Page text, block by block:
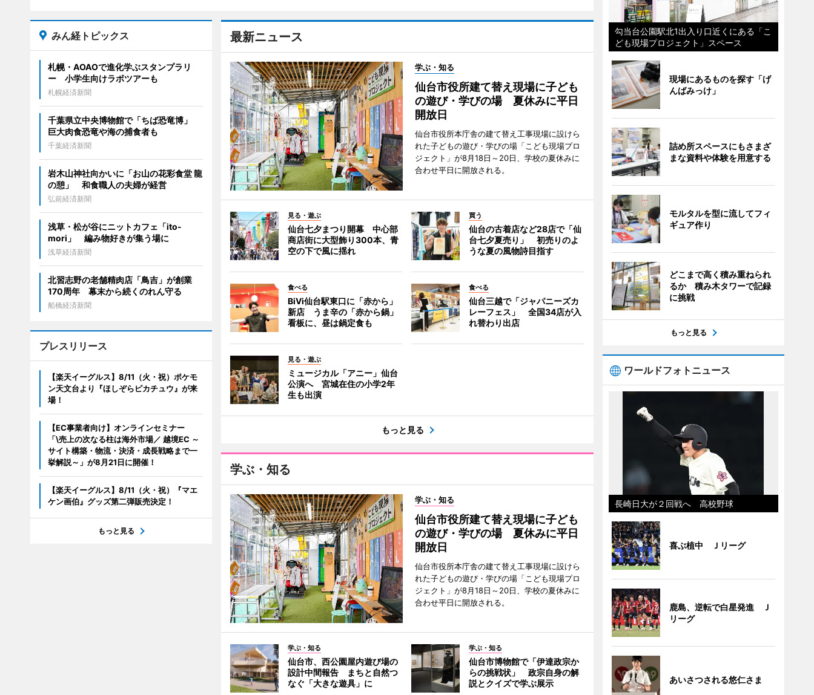
最新ニュース
学ぶ・知る
仙台市役所建て替え現場に子ども
の遊び・学びの場 夏休みに平日
開放日
仙台市役所本庁舎の建て替え工事現場に設けら
れた子どもの遊び・学びの場「こども現場プロ
ジェクト」が8月18日～20日、学校の夏休みに
合わせ平日に開放される。
見る・遊ぶ
仙台七夕まつり開幕 中心部
商店街に大型飾り300本、青
空の下で風に揺れ
買う
仙台の古着店など28店で「仙
台七夕夏売り」 初売りのよ
うな夏の風物詩目指す
食べる
BiVi仙台駅東口に「赤から」
新店 うま辛の「赤から鍋」
看板に、昼は鍋定食も
食べる
仙台三越で「ジャパニーズカ
レーフェス」 全国34店が入
れ替わり出店
見る・遊ぶ
ミュージカル「アニー」仙台
公演へ 宮城在住の小学2年
生も出演
もっと見る
学ぶ・知る
学ぶ・知る
仙台市役所建て替え現場に子ども
の遊び・学びの場 夏休みに平日
開放日
仙台市役所本庁舎の建て替え工事現場に設けら
れた子どもの遊び・学びの場「こども現場プロ
ジェクト」が8月18日～20日、学校の夏休みに
合わせ平日に開放される。
学ぶ・知る
仙台市、西公園屋内遊び場の
設計中間報告 まちと自然つ
なぐ「大きな遊具」に
学ぶ・知る
仙台市博物館で「伊達政宗か
らの挑戦状」 政宗自身の解
説とクイズで学ぶ展示
みん経トピックス
札幌・AOAOで進化学ぶスタンプラリ
ー 小学生向けラボツアーも
札幌経済新聞
千葉県立中央博物館で「ちば恐竜博」
巨大肉食恐竜や海の捕食者も
千葉経済新聞
岩木山神社向かいに「お山の花彩食堂 龍
の憩」 和食職人の夫婦が経営
弘前経済新聞
浅草・松が谷にニットカフェ「ito-
mori」 編み物好きが集う場に
浅草経済新聞
北習志野の老舗精肉店「鳥吉」が創業
170周年 幕末から続くのれん守る
船橋経済新聞
プレスリリース
【楽天イーグルス】8/11（火・祝）ポケモ
ン天文台より『ほしぞらピカチュウ』が来
場！
【EC事業者向け】オンラインセミナー
「\売上の次なる柱は海外市場／ 越境EC ～
サイト構築・物流・決済・成長戦略まで一
挙解説～」が8月21日に開催！
【楽天イーグルス】8/11（火・祝）『マエ
ケン画伯』グッズ第二弾販売決定！
もっと見る
勾当台公園駅北1出入り口近くにある「こ
ども現場プロジェクト」スペース
現場にあるものを探す「げ
んばみっけ」
詰め所スペースにもさまざ
まな資料や体験を用意する
モルタルを型に流してフィ
ギュア作り
どこまで高く積み重ねられ
るか 積み木タワーで記録
に挑戦
もっと見る
ワールドフォトニュース
長崎日大が２回戦へ 高校野球
喜ぶ植中 Ｊリーグ
鹿島、逆転で白星発進 Ｊ
リーグ
あいさつされる悠仁さま